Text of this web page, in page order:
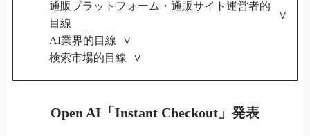
通販プラットフォーム・通販サイト運営者的
目線
AI業界的目線
検索市場的目線
Open AI「Instant Checkout」発表